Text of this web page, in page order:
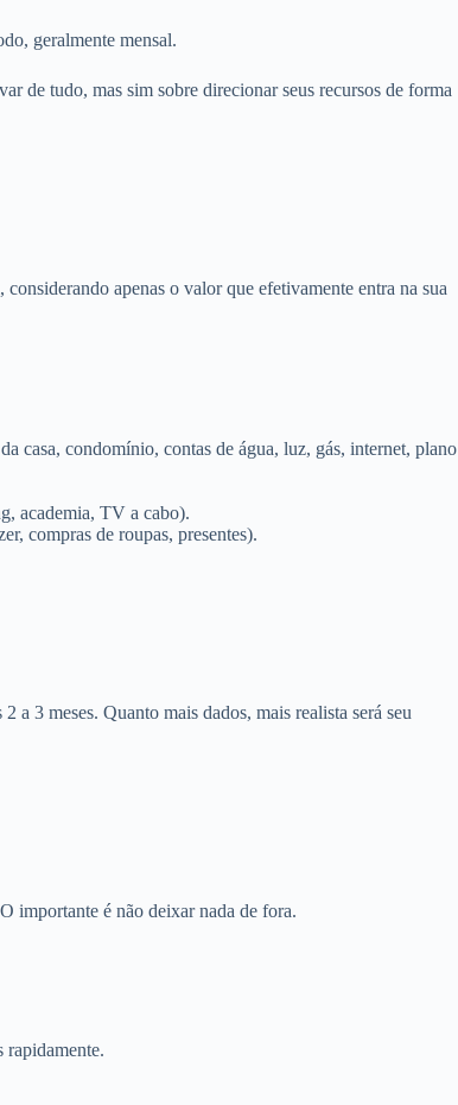
geralmente mensal.
de tudo, mas sim sobre direcionar seus recursos de forma
apenas o valor que efetivamente entra na sua
casa, condomínio, contas de água, luz, gás, internet, plano
academia, TV a cabo).
compras de roupas, presentes).
a 3 meses. Quanto mais dados, mais realista será seu
importante é não deixar nada de fora.
rapidamente.